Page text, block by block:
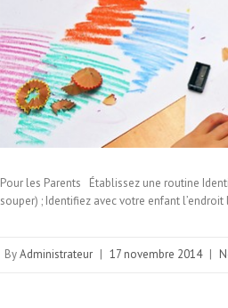
Pour les Parents Établissez une routine
souper) ; Identifiez avec votre enfant
ByAdministrateur | 17 novembre 2014 |